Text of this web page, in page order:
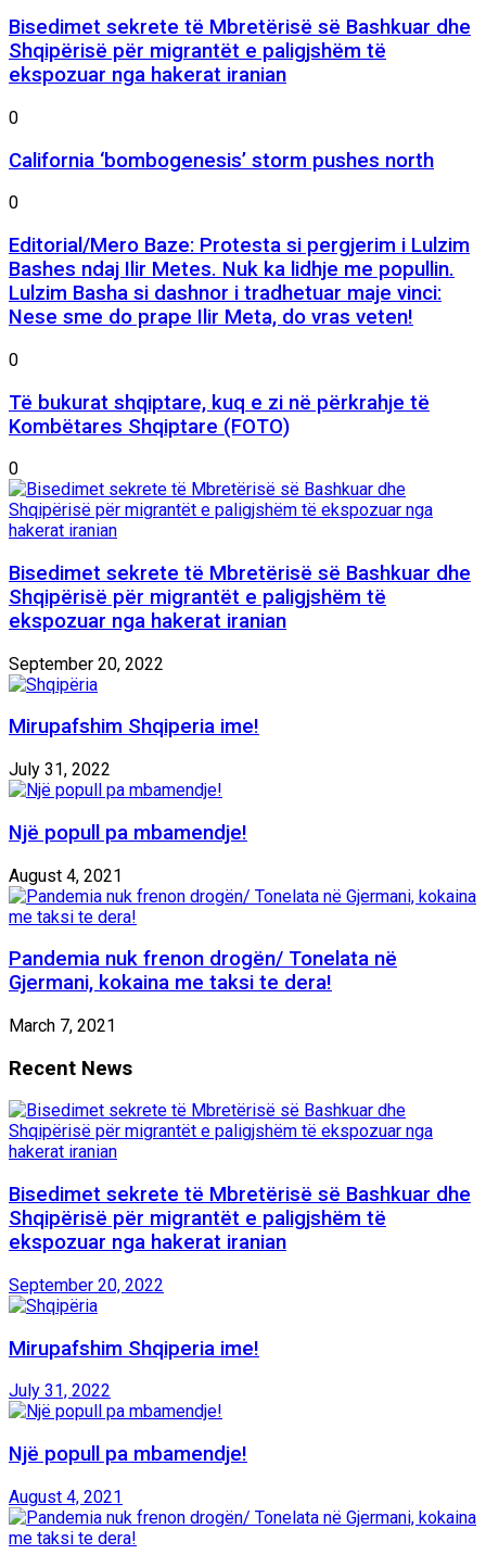
Bisedimet sekrete të Mbretërisë së Bashkuar dhe
Shqipërisë për migrantët e paligjshëm të
ekspozuar nga hakerat iranian
0
California ‘bombogenesis’ storm pushes north
0
Editorial/Mero Baze: Protesta si pergjerim i Lulzim
Bashes ndaj Ilir Metes. Nuk ka lidhje me popullin.
Lulzim Basha si dashnor i tradhetuar maje vinci:
Nese sme do prape Ilir Meta, do vras veten!
0
Të bukurat shqiptare, kuq e zi në përkrahje të
Kombëtares Shqiptare (FOTO)
0
Bisedimet sekrete të Mbretërisë së Bashkuar dhe
Shqipërisë për migrantët e paligjshëm të
ekspozuar nga hakerat iranian
September 20, 2022
Mirupafshim Shqiperia ime!
July 31, 2022
Një popull pa mbamendje!
August 4, 2021
Pandemia nuk frenon drogën/ Tonelata në
Gjermani, kokaina me taksi te dera!
March 7, 2021
Recent News
Bisedimet sekrete të Mbretërisë së Bashkuar dhe
Shqipërisë për migrantët e paligjshëm të
ekspozuar nga hakerat iranian
September 20, 2022
Mirupafshim Shqiperia ime!
July 31, 2022
Një popull pa mbamendje!
August 4, 2021